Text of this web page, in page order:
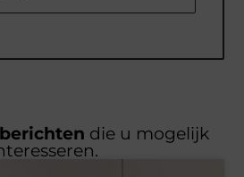
die u mogelijk